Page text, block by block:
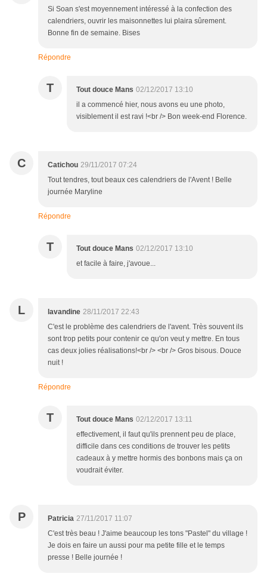
Si Soan s'est moyennement intéressé à la confection des
calendriers, ouvrir les maisonnettes lui plaira sûrement.
Bonne fin de semaine. Bises
Répondre
T Tout douce Mans 02/12/2017 13:10
il a commencé hier, nous avons eu une photo,
visiblement il est ravi !<br /> Bon week-end Florence.
C Catichou 29/11/2017 07:24
Tout tendres, tout beaux ces calendriers de l'Avent ! Belle
journée Maryline
Répondre
T Tout douce Mans 02/12/2017 13:10
et facile à faire, j'avoue...
L lavandine 28/11/2017 22:43
C'est le problème des calendriers de l'avent. Très souvent ils
sont trop petits pour contenir ce qu'on veut y mettre. En tous
cas deux jolies réalisations!<br /> <br /> Gros bisous. Douce
nuit !
Répondre
T Tout douce Mans 02/12/2017 13:11
effectivement, il faut qu'ils prennent peu de place,
difficile dans ces conditions de trouver les petits
cadeaux à y mettre hormis des bonbons mais ça on
voudrait éviter.
P Patricia 27/11/2017 11:07
C'est très beau ! J'aime beaucoup les tons "Pastel" du village !
Je dois en faire un aussi pour ma petite fille et le temps
presse ! Belle journée !